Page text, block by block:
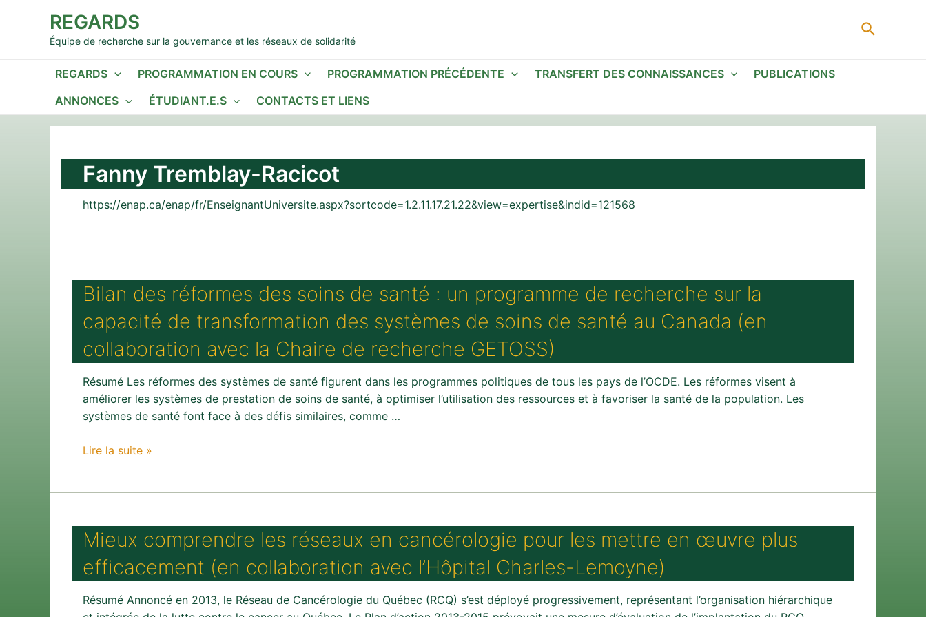
REGARDS
Équipe de recherche sur la gouvernance et les réseaux de solidarité
REGARDS PROGRAMMATION EN COURS PROGRAMMATION PRÉCÉDENTE TRANSFERT DES CONNAISSANCES
PUBLICATIONS
ANNONCES
ÉTUDIANT.E.S CONTACTS ET LIENS
Fanny Tremblay-Racicot
https://enap.ca/enap/fr/EnseignantUniversite.aspx?sortcode=1.2.11.17.21.22&view=expertise&indid=121568
Bilan des réformes des soins de santé : un programme de recherche sur la
capacité de transformation des systèmes de soins de santé au Canada (en
collaboration avec la Chaire de recherche GETOSS)
Résumé Les réformes des systèmes de santé figurent dans les programmes politiques de tous les pays de l’OCDE. Les réformes visent à
améliorer les systèmes de prestation de soins de santé, à optimiser l’utilisation des ressources et à favoriser la santé de la population. Les
systèmes de santé font face à des défis similaires, comme …
Bilan
de
:
programme
Lire la suite »
Mieux comprendre les réseaux en cancérologie pour les mettre en œuvre plus
efficacement (en collaboration avec l’Hôpital Charles-Lemoyne)
Résumé Annoncé en 2013, le Réseau de Cancérologie du Québec (RCQ) s’est déployé progressivement, représentant l’organisation hiérarchique